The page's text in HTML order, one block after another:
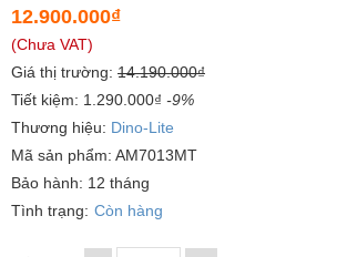
12.900.000₫
(Chưa VAT)
Giá thị trường: 14.190.000₫
Tiết kiệm: 1.290.000₫ -9%
Thương hiệu: Dino-Lite
Mã sản phẩm: AM7013MT
Bảo hành: 12 tháng
Tình trạng: Còn hàng